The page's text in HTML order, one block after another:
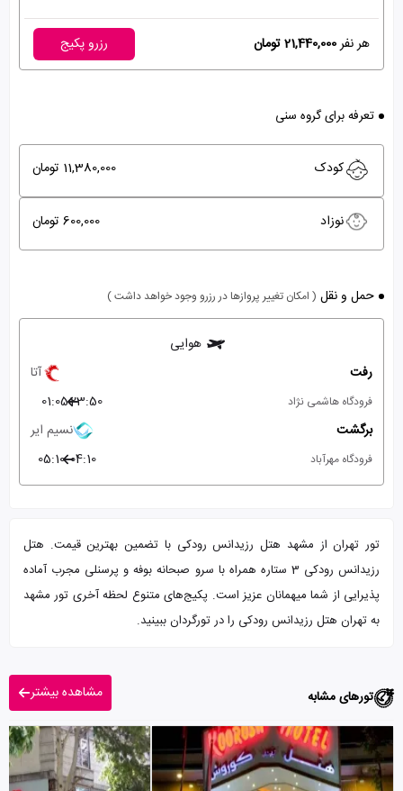
هر نفر21,440,000 تومان رزرو پکیج
تعرفه برای گروه سنی
کودک 11,380,000 تومان
نوزاد 600,000 تومان
حمل و نقل ( امکان تغییر پروازها در رزرو وجود خواهد داشت )
هوایی
رفت
آتا
فرودگاه هاشمی نژاد 23:50
01:05
برگشت
نسیم ایر
فرودگاه مهرآباد 04:10
05:10
تور تهران از مشهد هتل رزیدانس رودکی با تضمین بهترین قیمت. هتل
رزیدانس رودکی 3 ستاره همراه با سرو صبحانه بوفه و پرسنلی مجرب آماده
پذیرایی از شما میهمانان عزیز است. پکیج‌های متنوع لحظه آخری تور مشهد
به تهران هتل رزیدانس رودکی را در تورگردان ببینید.
تورهای مشابه مشاهده بیشتر